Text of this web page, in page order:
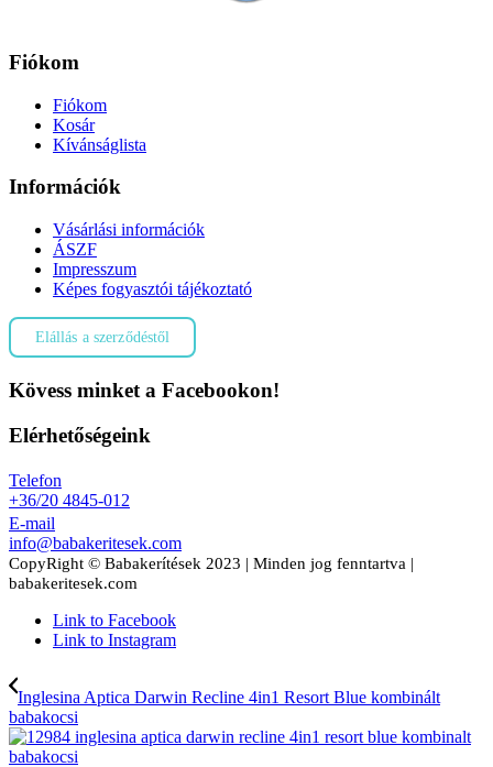
Fiókom
Fiókom
Kosár
Kívánságlista
Információk
Vásárlási információk
ÁSZF
Impresszum
Képes fogyasztói tájékoztató
Elállás a szerződéstől
Kövess minket a Facebookon!
Elérhetőségeink
Telefon
+36/20 4845-012
E-mail
info@babakeritesek.com
CopyRight © Babakerítések 2023 | Minden jog fenntartva |
babakeritesek.com
Link to Facebook
Link to Instagram
Inglesina Aptica Darwin Recline 4in1 Resort Blue kombinált
babakocsi